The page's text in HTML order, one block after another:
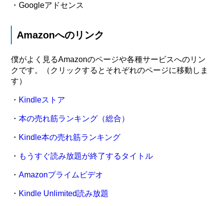
・Googleアドセンス
Amazonへのリンク
僕がよく見るAmazonのページや各種サービスへのリン
クです。（クリックするとそれぞれのページに移動しま
す）
・ Kindleストア
・本の売れ筋ランキング（総合）
・ Kindle本の売れ筋ランキング
・ もうすぐ読み放題が終了するタイトル
・Amazonプライムビデオ
・ Kindle Unlimited読み放題